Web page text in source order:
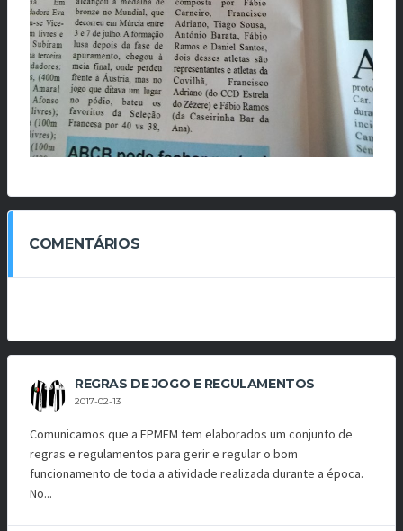
COMENTÁRIOS
REGRAS DE JOGO E REGULAMENTOS
2017-02-13
Comunicamos que a FPMFM tem elaborados um conjunto de
regras e regulamentos para gerir e regular o bom
funcionamento de toda a atividade realizada durante a época.
No...